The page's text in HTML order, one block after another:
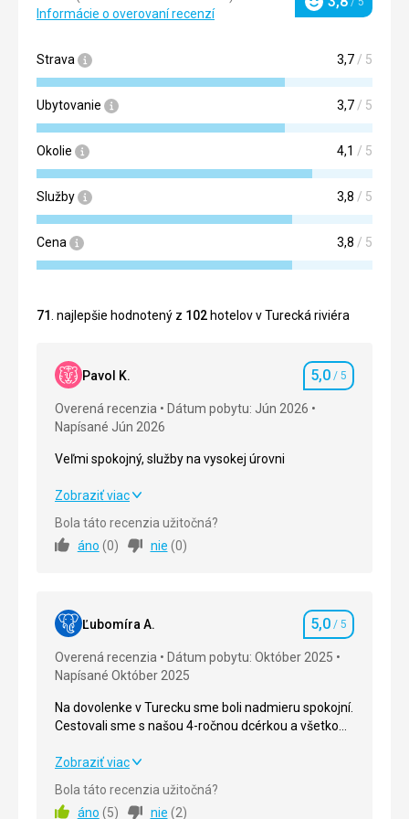
Informácie o overovaní recenzí
Hodnotenie
Strava 3,7 / 5
Ubytovanie 3,7 / 5
Okolie 4,1 / 5
Služby 3,8 / 5
Cena 3,8 / 5
71 . najlepšie hodnotený z 102 hotelov v Turecká riviéra
Pavol K. Hodnotenie
5,0 / 5
Overená recenzia
Dátum pobytu: Jún 2026
Napísané Jún 2026
Veľmi spokojný, služby na vysokej úrovni
Veľmi spokojný, služby na vysokej úrovni
Strava
Služby 5,0/ 5
Cena
Pláž
Na vysokej úrovni
Zobraziť viac
Bola táto recenzia užitočná?
áno (0) nie (0)
Ľubomíra A. Hodnotenie
5,0 / 5
Overená recenzia
Dátum pobytu: Október 2025
Napísané Október 2025
Na dovolenke v Turecku sme boli nadmieru spokojní.
Cestovali sme s našou 4-ročnou dcérkou a všetko
starším nábytkom, bolo tam vždy čisto, uteráky
klobúk dole pred personálom. Celkovo sme boli
Na dovolenke v Turecku sme boli nadmieru spokojní.
prebehlo bez problémov. Aj keď bola izba zariadená
Zobraziť viac
Bola táto recenzia užitočná?
áno (5) nie (2)